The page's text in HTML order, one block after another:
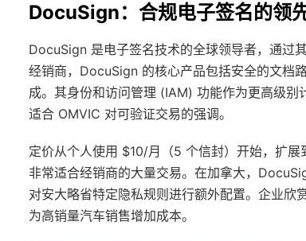
DocuSign：合规电子签名的领
DocuSign 是电子签名技术的全球领导者，通过
经销商，DocuSign 的核心产品包括安全的文档
成。其身份和访问管理 (IAM) 功能作为更高级
适合 OMVIC 对可验证交易的强调。
定价从个人使用 $10/月（5 个信封）开始，扩
非常适合经销商的大量交易。在加拿大，
对安大略省特定隐私规则进行额外配置。企业
为高销量汽车销售增加成本。